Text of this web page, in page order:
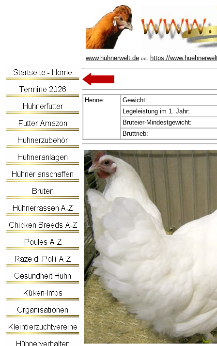
www.hühnerwelt.de od. https://
Henne:
Gewicht:
Legeleistung im 1. Jahr:
Bruteier-Mindestgewicht:
Bruttrieb: